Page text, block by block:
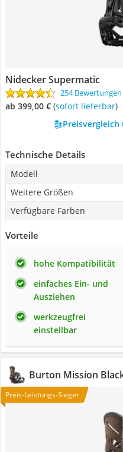
Nidecker Supermatic
254 Bewertungen
ab 399,00 € ( Sofort lieferbar)
Technische Details
Modell
Weitere Größen
Verfügbare Farben
Vorteile
hohe Kompatibilität
einfaches Ein- und
Ausziehen
werkzeugfrei
einstellbar
Burton Mission
Preis-Leistungs-Sieger